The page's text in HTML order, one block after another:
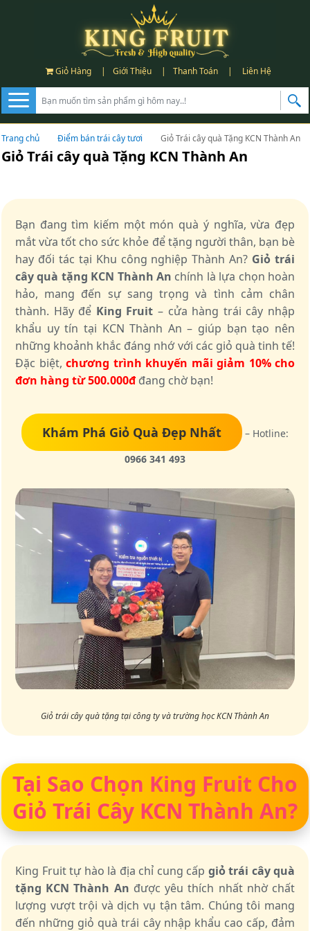
Giỏ Hàng | Giới Thiệu | Thanh Toán | Liên Hệ
Trang chủ Điểm bán trái cây tươi Giỏ Trái cây quà Tặng KCN Thành An
Giỏ Trái cây quà Tặng KCN Thành An
Bạn đang tìm kiếm một món quà ý nghĩa, vừa đẹp
mắt vừa tốt cho sức khỏe để tặng người thân, bạn bè
hay đối tác tại Khu công nghiệp Thành An? Giỏ trái
cây quà tặng KCN Thành An chính là lựa chọn hoàn
hảo, mang đến sự sang trọng và tình cảm chân
thành. Hãy để King Fruit – cửa hàng trái cây nhập
khẩu uy tín tại KCN Thành An – giúp bạn tạo nên
những khoảnh khắc đáng nhớ với các giỏ quà tinh tế!
Đặc biệt, chương trình khuyến mãi giảm 10% cho
đơn hàng từ 500.000đđang chờ bạn!
Khám Phá Giỏ Quà Đẹp Nhất
– Hotline:
0966 341 493
Giỏ trái cây quà tặng tại công ty và trường học KCN Thành An
Tại Sao Chọn King Fruit Cho
Giỏ Trái Cây KCN Thành An?
King Fruit tự hào là địa chỉ cung cấp giỏ trái cây quà
tặng KCN Thành An được yêu thích nhất nhờ chất
lượng vượt trội và dịch vụ tận tâm. Chúng tôi mang
đến những giỏ quà trái cây nhập khẩu cao cấp, đảm